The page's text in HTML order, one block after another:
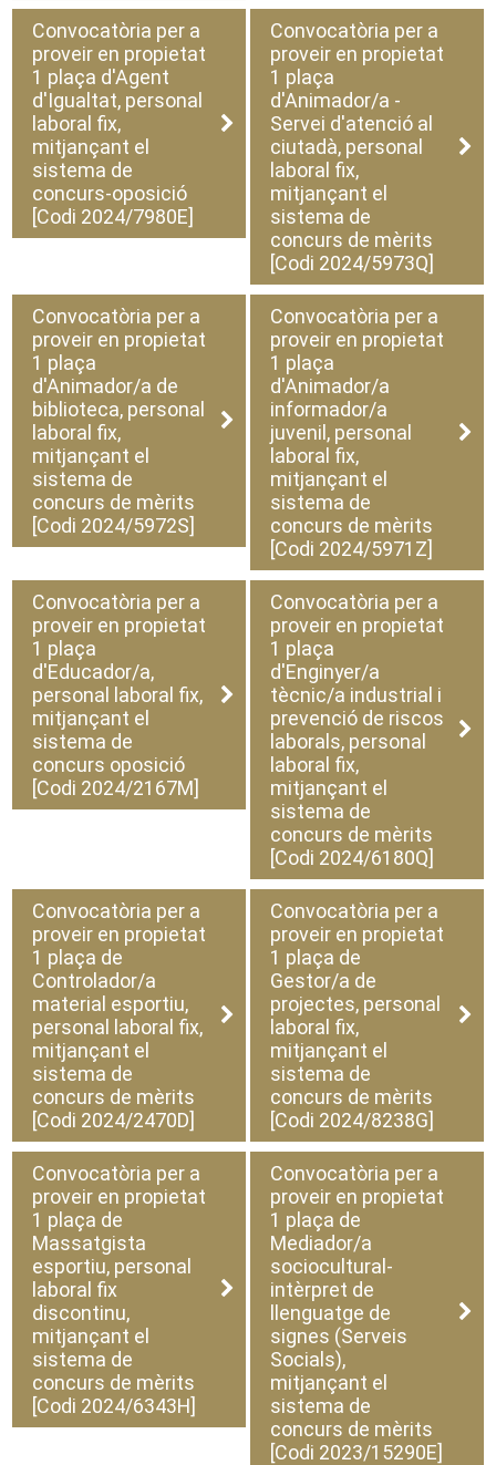
Convocatòria per a
proveir en propietat
1 plaça d'Agent
d'Igualtat, personal
laboral fix,
mitjançant el
sistema de
concurs-oposició
[Codi 2024/7980E]
Convocatòria per a
proveir en propietat
1 plaça
d'Animador/a -
Servei d'atenció al
ciutadà, personal
laboral fix,
mitjançant el
sistema de
concurs de mèrits
[Codi 2024/5973Q]
Convocatòria per a
proveir en propietat
1 plaça
d'Animador/a de
biblioteca, personal
laboral fix,
mitjançant el
sistema de
concurs de mèrits
[Codi 2024/5972S]
Convocatòria per a
proveir en propietat
1 plaça
d'Animador/a
informador/a
juvenil, personal
laboral fix,
mitjançant el
sistema de
concurs de mèrits
[Codi 2024/5971Z]
Convocatòria per a
proveir en propietat
1 plaça
d'Educador/a,
personal laboral fix,
mitjançant el
sistema de
concurs oposició
[Codi 2024/2167M]
Convocatòria per a
proveir en propietat
1 plaça
d'Enginyer/a
tècnic/a industrial i
prevenció de riscos
laborals, personal
laboral fix,
mitjançant el
sistema de
concurs de mèrits
[Codi 2024/6180Q]
Convocatòria per a
proveir en propietat
1 plaça de
Controlador/a
material esportiu,
personal laboral fix,
mitjançant el
sistema de
concurs de mèrits
[Codi 2024/2470D]
Convocatòria per a
proveir en propietat
1 plaça de
Gestor/a de
projectes, personal
laboral fix,
mitjançant el
sistema de
concurs de mèrits
[Codi 2024/8238G]
Convocatòria per a
proveir en propietat
1 plaça de
Massatgista
esportiu, personal
laboral fix
discontinu,
mitjançant el
sistema de
concurs de mèrits
[Codi 2024/6343H]
Convocatòria per a
proveir en propietat
1 plaça de
Mediador/a
sociocultural-
intèrpret de
llenguatge de
signes (Serveis
Socials),
mitjançant el
sistema de
concurs de mèrits
[Codi 2023/15290E]